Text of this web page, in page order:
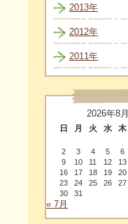
2013年
2012年
2011年
2026年8月
日 月 火 水 木
2
3 4 5 6
9
10 11 12 13
16
17 18 19 20
23
24 25 26 27
30
31
« 7月